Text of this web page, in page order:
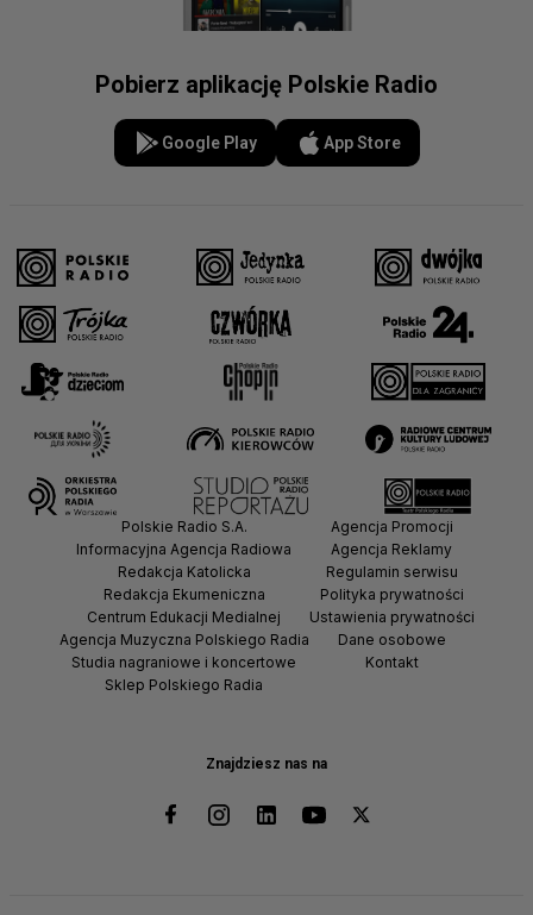
Pobierz aplikację Polskie Radio
Google Play App Store
Znajdziesz nas na
Polskie Radio S.A.
Informacyjna Agencja Radiowa
Redakcja Katolicka
Redakcja Ekumeniczna
Centrum Edukacji Medialnej
Agencja Muzyczna Polskiego Radia
Studia nagraniowe i koncertowe
Sklep Polskiego Radia
Agencja Promocji
Agencja Reklamy
Regulamin serwisu
Polityka prywatności
Ustawienia prywatności
Dane osobowe
Kontakt